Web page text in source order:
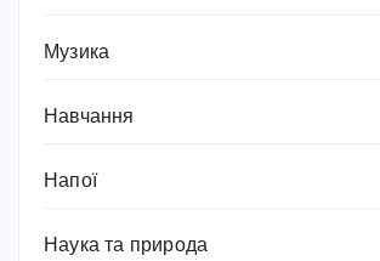
Музика
Навчання
Напої
Наука та природа